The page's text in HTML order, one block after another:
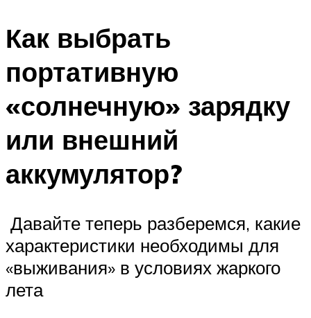
Как выбрать
портативную
«солнечную» зарядку
или внешний
аккумулятор?
Давайте теперь разберемся, какие
характеристики необходимы для
«выживания» в условиях жаркого
лета